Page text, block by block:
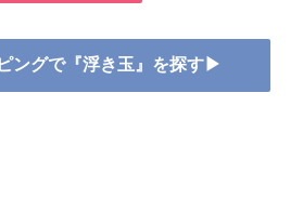
ングで『浮き玉』を探す▶